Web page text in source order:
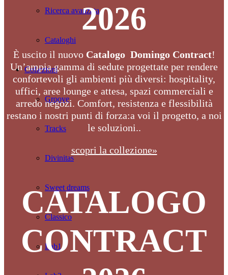
Ricerca avanzata
Cataloghi
Collezioni
Groove
Tracks
Divinitas
Sweet dreams
Classico
Lab1
2026
È uscito il nuovo Catalogo Domingo Contract!
Un’ampia gamma di sedute progettate per rendere
confortevoli gli ambienti più diversi: hospitality,
uffici, aree lounge e attesa, spazi commerciali e
arredo negozi. Comfort, resistenza e flessibilità
restano i nostri punti di forza:a voi il progetto, a noi
le soluzioni..
scopri la collezione»
CATALOGO
CONTRACT